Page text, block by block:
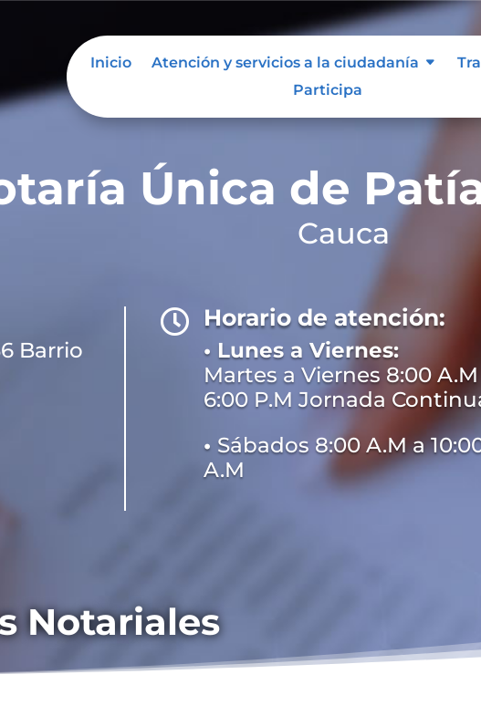
Inicio Atención y servicios a la ciudadanía
Participa
Única de
Cauca
Barrio
 Horario de atención:
• Lunes a Viernes:
Martes a Viernes 8:00 A.M
6:00 P.M Jornada
• Sábados 8:00 A.M a
A.M
Notariales